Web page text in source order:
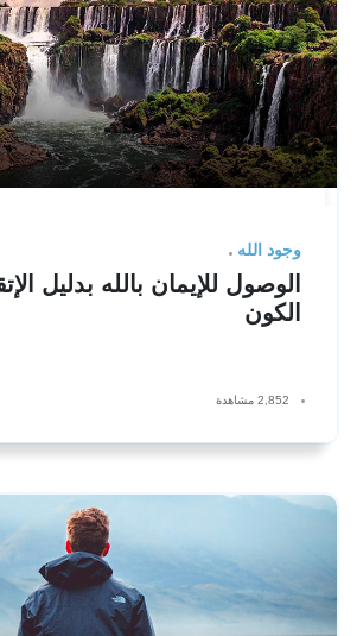
وجود الله
الوصول للإيمان بالله بدليل
الكون
2,852 مشاهدة